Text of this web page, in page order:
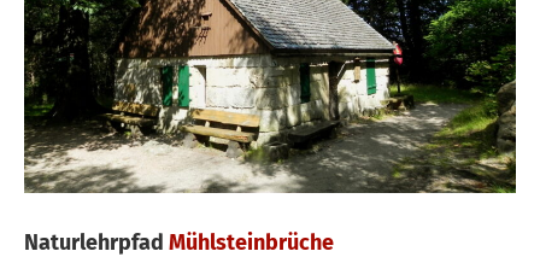
Naturlehrpfad Mühlsteinbrüche